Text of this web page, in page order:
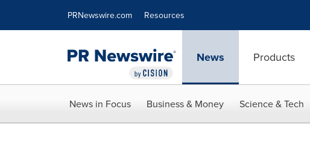
PRNewswire.com Resources
News Products
News in Focus Business & Money Science & Tech